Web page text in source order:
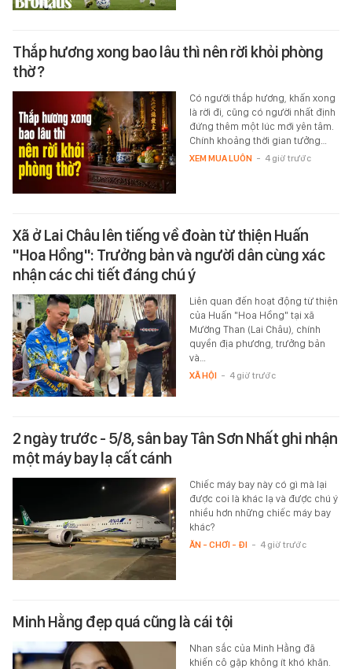
Thắp hương xong bao lâu thì nên rời khỏi phòng
thờ?
Có người thắp hương, khấn xong
là rời đi, cũng có người nhất định
đứng thêm một lúc mới yên tâm.
Chính khoảng thời gian tưởng…
XEM MUA LUÔN - 4 giờ trước
Xã ở Lai Châu lên tiếng về đoàn từ thiện Huấn
"Hoa Hồng": Trưởng bản và người dân cùng xác
nhận các chi tiết đáng chú ý
Liên quan đến hoạt động từ thiện
của Huấn "Hoa Hồng" tại xã
Mường Than (Lai Châu), chính
quyền địa phương, trưởng bản
và…
XÃ HỘI - 4 giờ trước
2 ngày trước - 5/8, sân bay Tân Sơn Nhất ghi nhận
một máy bay lạ cất cánh
Chiếc máy bay này có gì mà lại
được coi là khác lạ và được chú ý
nhiều hơn những chiếc máy bay
khác?
ĂN - CHƠI - ĐI - 4 giờ trước
Minh Hằng đẹp quá cũng là cái tội
Nhan sắc của Minh Hằng đã
khiến cô gặp không ít khó khăn.